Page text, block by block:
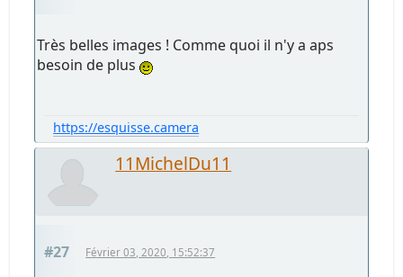
Très belles images ! Comme quoi il n'y a aps
besoin de plus
https://esquisse.camera
11MichelDu11
#27 Février 03, 2020, 15:52:37